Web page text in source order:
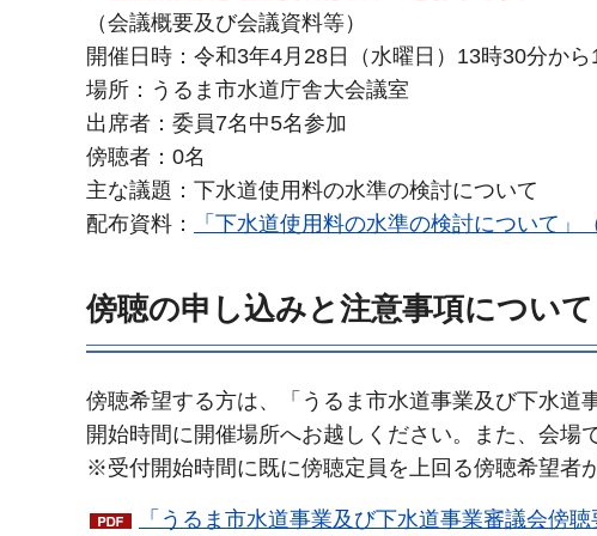
（会議概要及び会議資料等）
開催日時：令和3年4月28日（水曜日）13時30分から
場所：うるま市水道庁舎大会議室
出席者：委員7名中5名参加
傍聴者：0名
主な議題：下水道使用料の水準の検討について
配布資料：
「下水道使用料の水準の検討について」
傍聴の申し込みと注意事項について
傍聴希望する方は、「うるま市水道事業及び下水
開始時間に開催場所へお越しください。また、会場
※受付開始時間に既に傍聴定員を上回る傍聴希望者
「うるま市水道事業及び下水道事業審議会傍聴